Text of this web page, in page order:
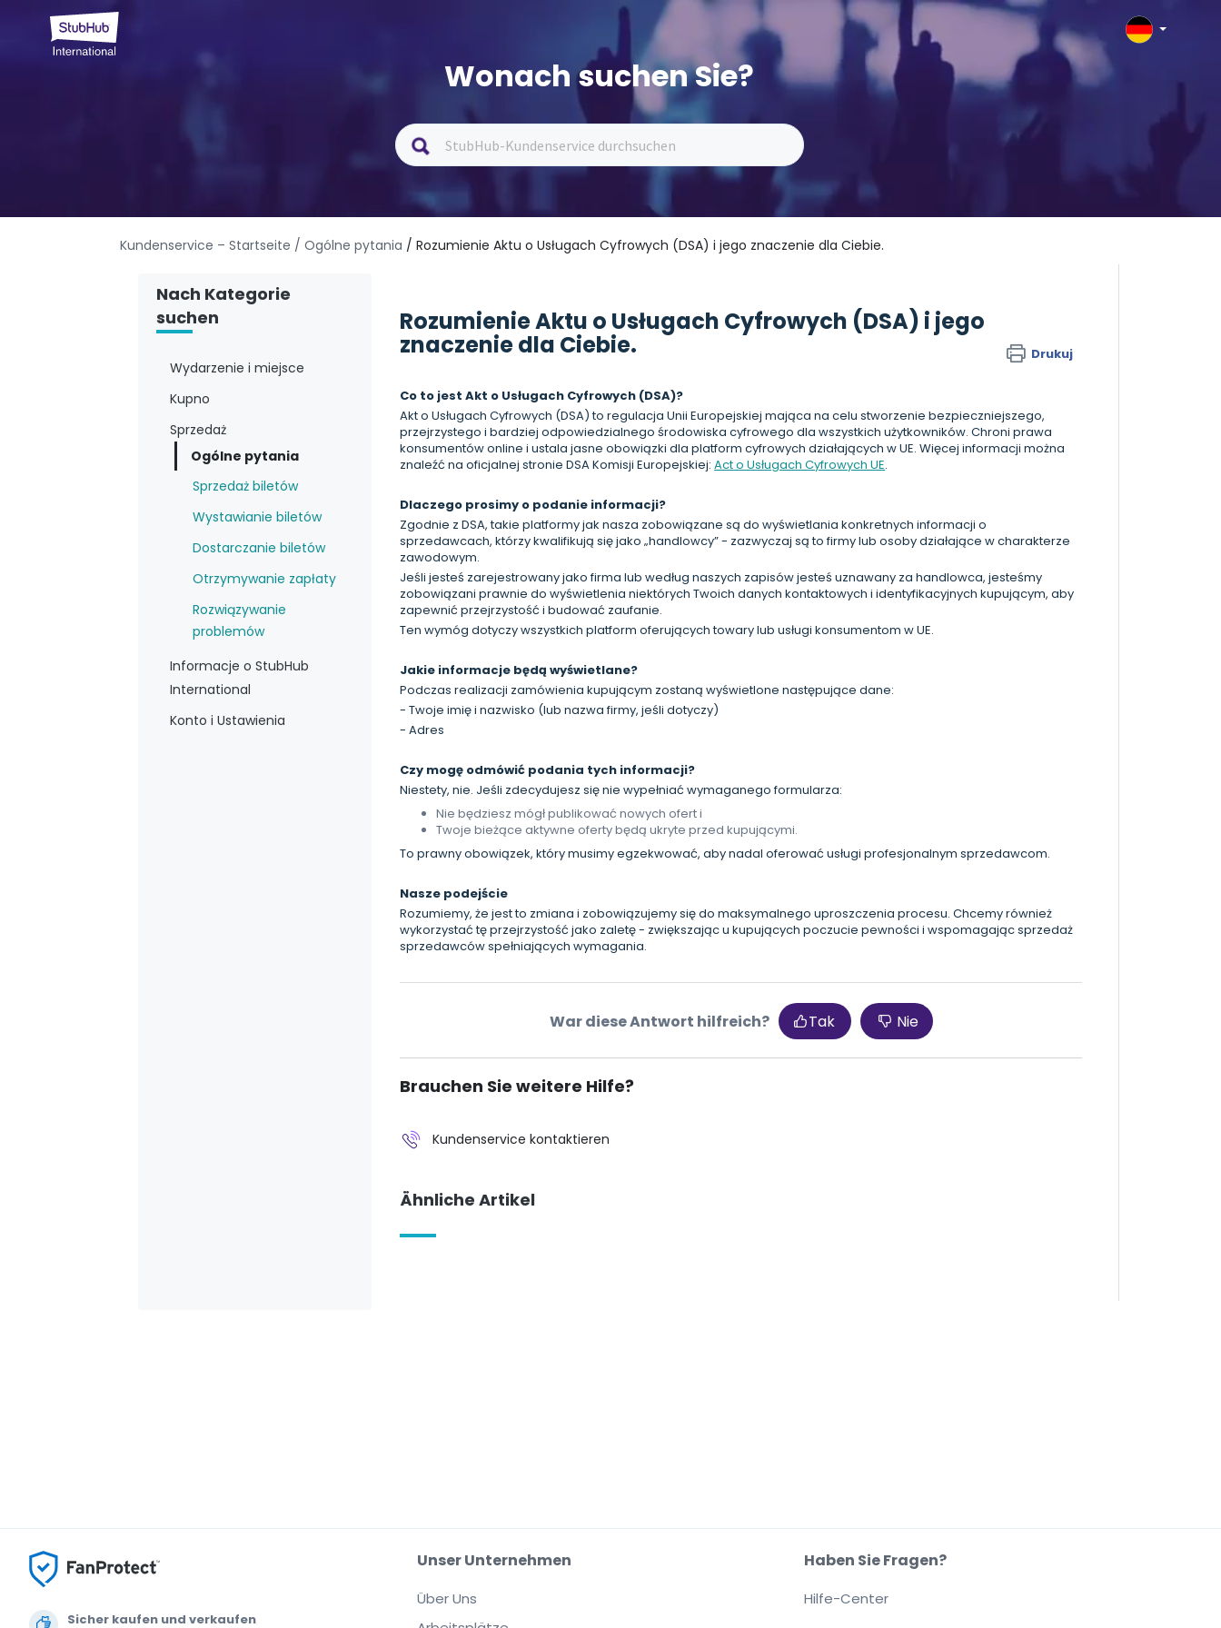
Wonach suchen Sie?
Kundenservice – Startseite / Ogólne pytania / Rozumienie Aktu o Usługach Cyfrowych (DSA) i jego znaczenie dla Ciebie.
Nach Kategorie
suchen
Wydarzenie i miejsce
Kupno
Sprzedaż
Ogólne pytania
Sprzedaż biletów
Wystawianie biletów
Dostarczanie biletów
Otrzymywanie zapłaty
Rozwiązywanie
problemów
Informacje o StubHub
International
Konto i Ustawienia
Rozumienie Aktu o Usługach Cyfrowych (DSA) i jego
znaczenie dla Ciebie. Drukuj
Co to jest Akt o Usługach Cyfrowych (DSA)?
Akt o Usługach Cyfrowych (DSA) to regulacja Unii Europejskiej mająca na celu stworzenie bezpieczniejszego,
przejrzystego i bardziej odpowiedzialnego środowiska cyfrowego dla wszystkich użytkowników. Chroni prawa
konsumentów online i ustala jasne obowiązki dla platform cyfrowych działających w UE. Więcej informacji można
znaleźć na oficjalnej stronie DSA Komisji Europejskiej:Act o Usługach Cyfrowych UE.
Dlaczego prosimy o podanie informacji?
Zgodnie z DSA, takie platformy jak nasza zobowiązane są do wyświetlania konkretnych informacji o
sprzedawcach, którzy kwalifikują się jako „handlowcy” - zazwyczaj są to firmy lub osoby działające w charakterze
zawodowym.
Jeśli jesteś zarejestrowany jako firma lub według naszych zapisów jesteś uznawany za handlowca, jesteśmy
zobowiązani prawnie do wyświetlenia niektórych Twoich danych kontaktowych i identyfikacyjnych kupującym, aby
zapewnić przejrzystość i budować zaufanie.
Ten wymóg dotyczy wszystkich platform oferujących towary lub usługi konsumentom w UE.
Jakie informacje będą wyświetlane?
Podczas realizacji zamówienia kupującym zostaną wyświetlone następujące dane:
- Twoje imię i nazwisko (lub nazwa firmy, jeśli dotyczy)
- Adres
Czy mogę odmówić podania tych informacji?
Niestety, nie. Jeśli zdecydujesz się nie wypełniać wymaganego formularza:
Nie będziesz mógł publikować nowych ofert i
Twoje bieżące aktywne oferty będą ukryte przed kupującymi.
To prawny obowiązek, który musimy egzekwować, aby nadal oferować usługi profesjonalnym sprzedawcom.
Nasze podejście
Rozumiemy, że jest to zmiana i zobowiązujemy się do maksymalnego uproszczenia procesu. Chcemy również
wykorzystać tę przejrzystość jako zaletę - zwiększając u kupujących poczucie pewności i wspomagając sprzedaż
sprzedawców spełniających wymagania.
War diese Antwort hilfreich? Tak Nie
Brauchen Sie weitere Hilfe?
Kundenservice kontaktieren
Ähnliche Artikel
Sicher kaufen und verkaufen
Unser Unternehmen
Über Uns
Haben Sie Fragen?
Hilfe-Center